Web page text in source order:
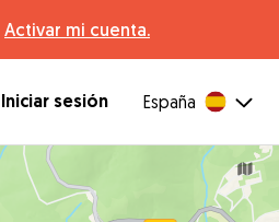
Activar mi cuenta.
Iniciar sesión España